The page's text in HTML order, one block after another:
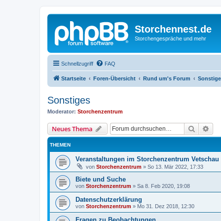
Storchennest.de
Storchengespräche und mehr
Schnellzugriff FAQ
Startseite Foren-Übersicht Rund um's Forum
Sonstiges
Moderator: Storchenzentrum
Neues Thema Suche
THEMEN
Veranstaltungen im Storchenzentrum Vetschau
von Storchenzentrum » So 13. Mär 2022, 17:33
Biete und Suche
von Storchenzentrum » Sa 8. Feb 2020, 19:08
Datenschutzerklärung
von Storchenzentrum » Mo 31. Dez 2018, 12:30